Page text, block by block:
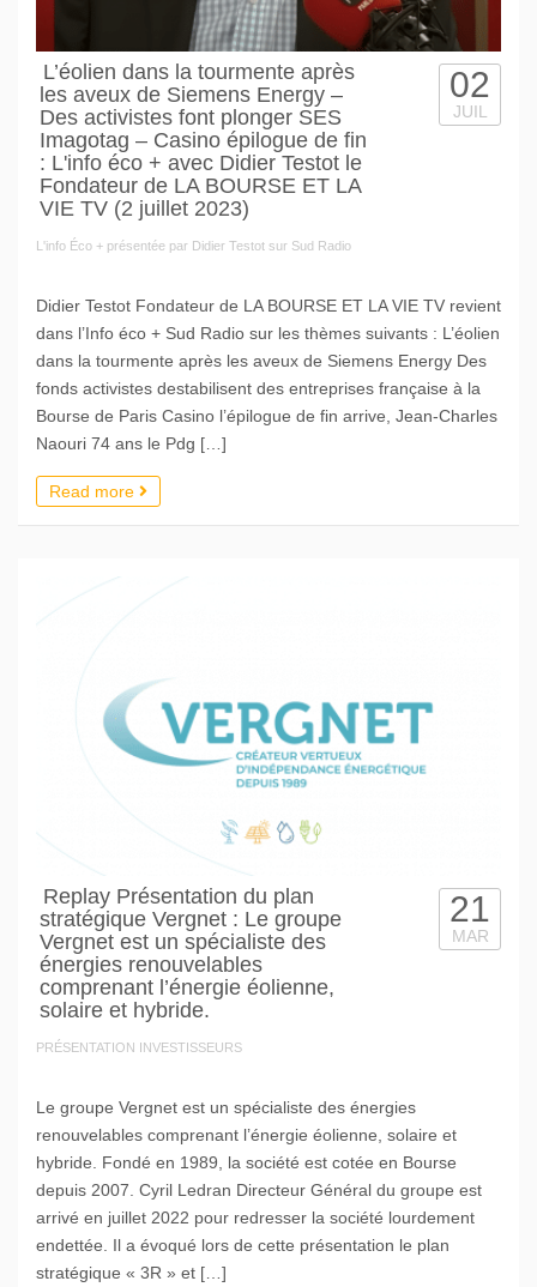
L’éolien dans la tourmente après
les aveux de Siemens Energy –
Des activistes font plonger SES
Imagotag – Casino épilogue de fin
: L'info éco + avec Didier Testot le
Fondateur de LA BOURSE ET LA
VIE TV (2 juillet 2023)
L'info Éco + présentée par Didier Testot sur Sud Radio
02
JUIL
Didier Testot Fondateur de LA BOURSE ET LA VIE TV revient
dans l’Info éco + Sud Radio sur les thèmes suivants : L’éolien
dans la tourmente après les aveux de Siemens Energy Des
fonds activistes destabilisent des entreprises française à la
Bourse de Paris Casino l’épilogue de fin arrive, Jean-Charles
Naouri 74 ans le Pdg […]
Read more
Replay Présentation du plan
stratégique Vergnet : Le groupe
Vergnet est un spécialiste des
énergies renouvelables
comprenant l’énergie éolienne,
solaire et hybride.
PRÉSENTATION INVESTISSEURS
21
MAR
Le groupe Vergnet est un spécialiste des énergies
renouvelables comprenant l’énergie éolienne, solaire et
hybride. Fondé en 1989, la société est cotée en Bourse
depuis 2007. Cyril Ledran Directeur Général du groupe est
arrivé en juillet 2022 pour redresser la société lourdement
endettée. Il a évoqué lors de cette présentation le plan
stratégique « 3R » et […]